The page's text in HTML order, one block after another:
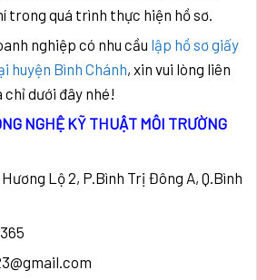
trong quá trình thực hiện hồ sơ.
nghiệp có nhu cầu lập hồ sơ giấy
huyện Bình Chánh, xin vui lòng liên
chỉ dưới đây nhé!
NGHỆ KỸ THUẬT MÔI TRƯỜNG
Lộ 2, P.Bình Trị Đông A, Q.Bình